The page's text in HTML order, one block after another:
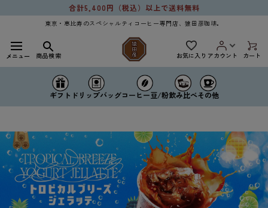
ンツに
合計5,400円（税込）以上で送料無料
東京・恵比寿のスペシャルティコーヒー専門店、猿田彦珈琲。
メニュー 商品検索 お気に入り アカウント カート
ギフト ドリップバッグコーヒー豆/粉飲み比べその他